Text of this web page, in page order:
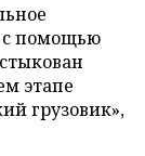
с помощью
этапе
грузовик»,